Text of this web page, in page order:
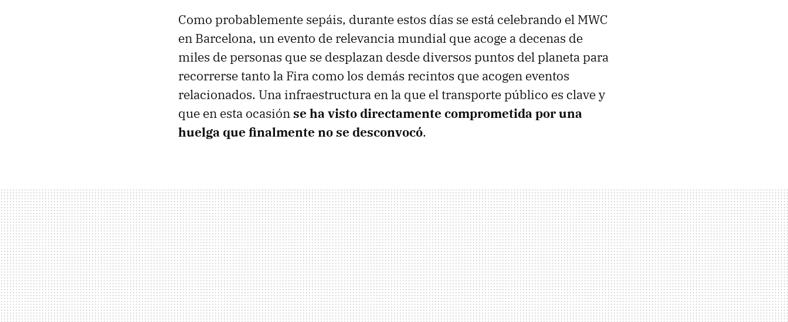
Como probablemente sepáis, durante estos días se está celebrando el MWC
en Barcelona, un evento de relevancia mundial que acoge a decenas de
miles de personas que se desplazan desde diversos puntos del planeta para
recorrerse tanto la Fira como los demás recintos que acogen eventos
relacionados. Una infraestructura en la que el transporte público es clave y
que en esta ocasiónse ha visto directamente comprometida por una
huelga que finalmente no se desconvocó.